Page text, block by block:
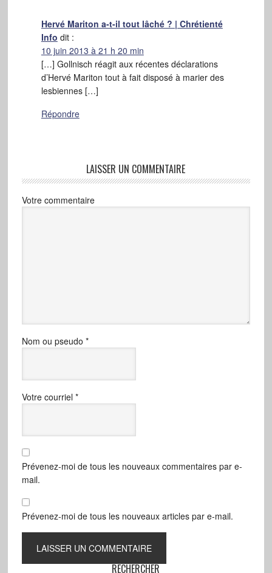
Hervé Mariton a-t-il tout lâché ? | Chrétienté
Info dit :
10 juin 2013 à 21 h 20 min
[…] Gollnisch réagit aux récentes déclarations
d’Hervé Mariton tout à fait disposé à marier des
lesbiennes […]
Répondre
LAISSER UN COMMENTAIRE
Votre commentaire
Nom ou pseudo *
Votre courriel *
Prévenez-moi de tous les nouveaux commentaires par e-
mail.
Prévenez-moi de tous les nouveaux articles par e-mail.
RECHERCHER